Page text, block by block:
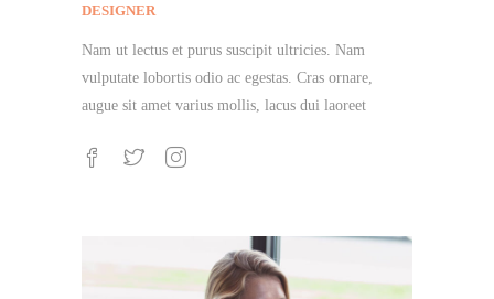
DESIGNER
Nam ut lectus et purus suscipit ultricies. Nam
vulputate lobortis odio ac egestas. Cras ornare,
augue sit amet varius mollis, lacus dui laoreet